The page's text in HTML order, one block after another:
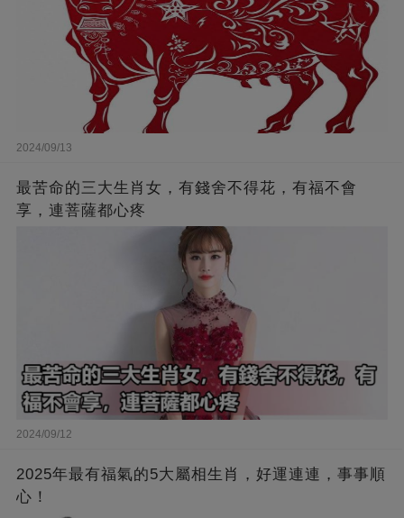
2024/09/13
最苦命的三大生肖女，有錢舍不得花，有福不會
享，連菩薩都心疼
2024/09/12
2025年最有福氣的5大屬相生肖，好運連連，事事順
心！